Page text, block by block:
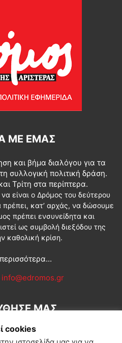
ΜΕ ΕΜΆΣ
και βήμα διαλόγου για τα
συλλογική πολιτική δράση.
Τρίτη στα περίπτερα.
είναι ο Δρόμος του δεύτερου
κατ’ αρχάς, να δώσουμε
πρέπει ενσυνείδητα και
ως συμβολή διεξόδου της
καθολική κρίση.
info@edromos.gr
ΜΑΣ
cookies